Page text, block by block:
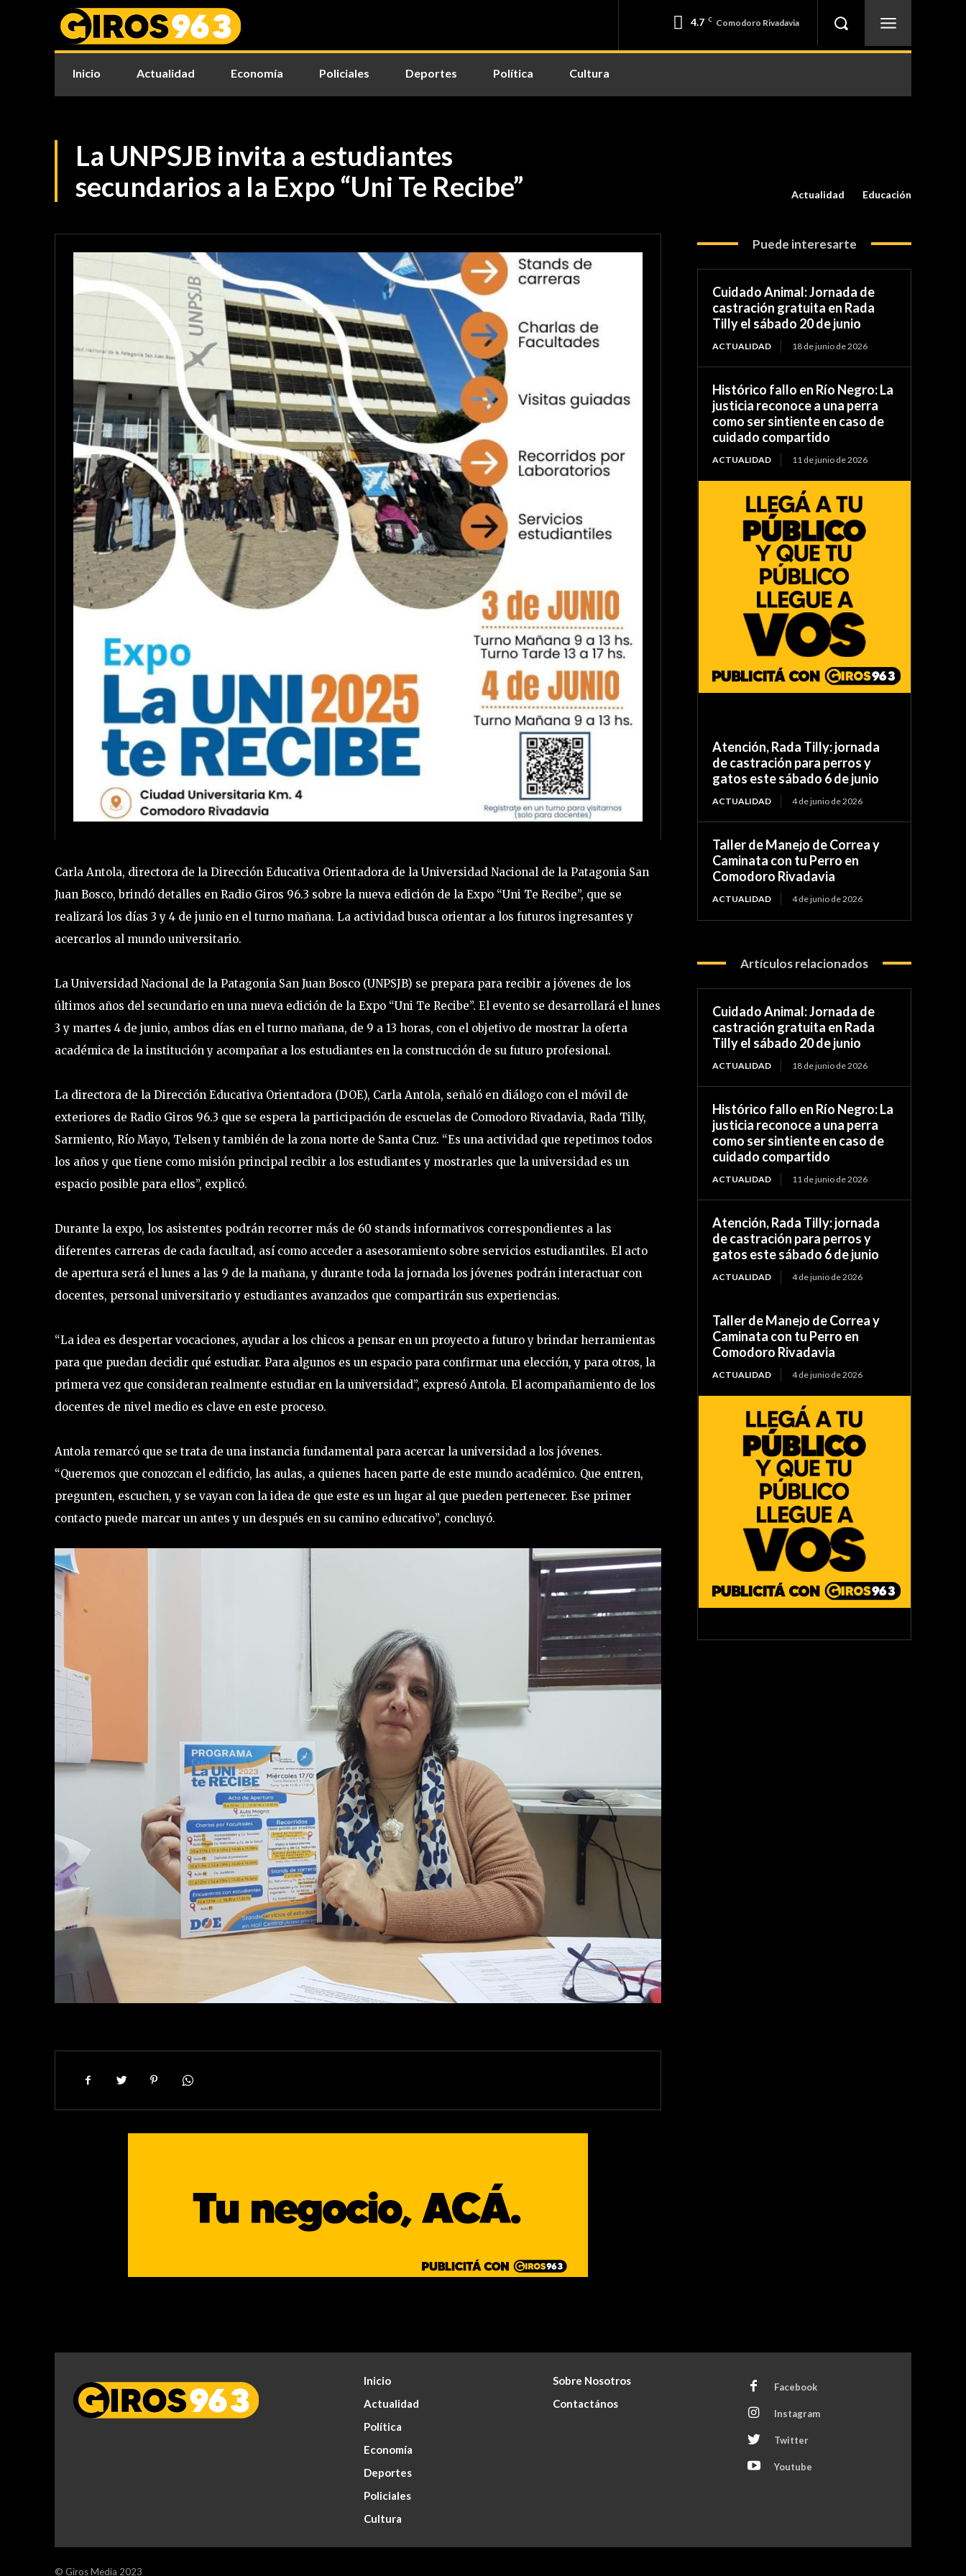
4.7 C Comodoro Rivadavia
Inicio Actualidad Economía Policiales Deportes Política Cultura
La UNPSJB invita a estudiantes
secundarios a la Expo “Uni Te Recibe”
Actualidad Educación
Carla Antola, directora de la Dirección Educativa Orientadora de la Universidad Nacional de la Patagonia San
Juan Bosco, brindó detalles en Radio Giros 96.3 sobre la nueva edición de la Expo “Uni Te Recibe”, que se
realizará los días 3 y 4 de junio en el turno mañana. La actividad busca orientar a los futuros ingresantes y
acercarlos al mundo universitario.
La Universidad Nacional de la Patagonia San Juan Bosco (UNPSJB) se prepara para recibir a jóvenes de los
últimos años del secundario en una nueva edición de la Expo “Uni Te Recibe”. El evento se desarrollará el lunes
3 y martes 4 de junio, ambos días en el turno mañana, de 9 a 13 horas, con el objetivo de mostrar la oferta
académica de la institución y acompañar a los estudiantes en la construcción de su futuro profesional.
La directora de la Dirección Educativa Orientadora (DOE), Carla Antola, señaló en diálogo con el móvil de
exteriores de Radio Giros 96.3 que se espera la participación de escuelas de Comodoro Rivadavia, Rada Tilly,
Sarmiento, Río Mayo, Telsen y también de la zona norte de Santa Cruz. “Es una actividad que repetimos todos
los años y que tiene como misión principal recibir a los estudiantes y mostrarles que la universidad es un
espacio posible para ellos”, explicó.
Durante la expo, los asistentes podrán recorrer más de 60 stands informativos correspondientes a las
diferentes carreras de cada facultad, así como acceder a asesoramiento sobre servicios estudiantiles. El acto
de apertura será el lunes a las 9 de la mañana, y durante toda la jornada los jóvenes podrán interactuar con
docentes, personal universitario y estudiantes avanzados que compartirán sus experiencias.
“La idea es despertar vocaciones, ayudar a los chicos a pensar en un proyecto a futuro y brindar herramientas
para que puedan decidir qué estudiar. Para algunos es un espacio para confirmar una elección, y para otros, la
primera vez que consideran realmente estudiar en la universidad”, expresó Antola. El acompañamiento de los
docentes de nivel medio es clave en este proceso.
Antola remarcó que se trata de una instancia fundamental para acercar la universidad a los jóvenes.
“Queremos que conozcan el edificio, las aulas, a quienes hacen parte de este mundo académico. Que entren,
pregunten, escuchen, y se vayan con la idea de que este es un lugar al que pueden pertenecer. Ese primer
contacto puede marcar un antes y un después en su camino educativo”, concluyó.
Puede interesarte
Cuidado Animal: Jornada de
castración gratuita en Rada
Tilly el sábado 20 de junio
ACTUALIDAD 18 de junio de 2026
Histórico fallo en Río Negro: La
justicia reconoce a una perra
como ser sintiente en caso de
cuidado compartido
ACTUALIDAD 11 de junio de 2026
Atención, Rada Tilly: jornada
de castración para perros y
gatos este sábado 6 de junio
ACTUALIDAD 4 de junio de 2026
Taller de Manejo de Correa y
Caminata con tu Perro en
Comodoro Rivadavia
ACTUALIDAD 4 de junio de 2026
Artículos relacionados
Cuidado Animal: Jornada de
castración gratuita en Rada
Tilly el sábado 20 de junio
ACTUALIDAD 18 de junio de 2026
Histórico fallo en Río Negro: La
justicia reconoce a una perra
como ser sintiente en caso de
cuidado compartido
ACTUALIDAD 11 de junio de 2026
Atención, Rada Tilly: jornada
de castración para perros y
gatos este sábado 6 de junio
ACTUALIDAD 4 de junio de 2026
Taller de Manejo de Correa y
Caminata con tu Perro en
Comodoro Rivadavia
ACTUALIDAD 4 de junio de 2026
Inicio
Actualidad
Política
Economía
Deportes
Policiales
Cultura
Sobre Nosotros
Contactános
Facebook
Instagram
Twitter
Youtube
© Giros Media 2023